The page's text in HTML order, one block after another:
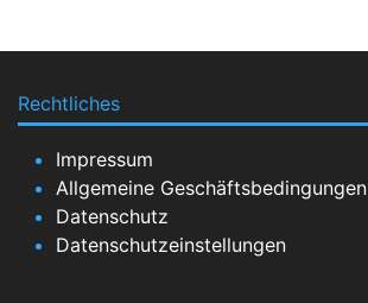
Rechtliches
Impressum
Allgemeine Geschäftsbedingungen
Datenschutz
Datenschutzeinstellungen